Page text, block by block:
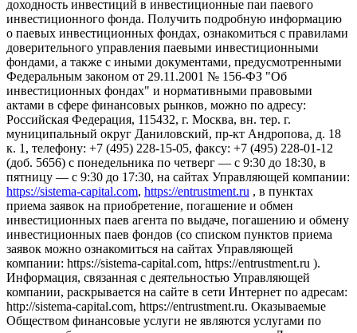
доходность инвестиций в инвестиционные паи паевого
инвестиционного фонда. Получить подробную информацию
о паевых инвестиционных фондах, ознакомиться с правилами
доверительного управления паевыми инвестиционными
фондами, а также с иными документами, предусмотренными
Федеральным законом от 29.11.2001 № 156-ФЗ "Об
инвестиционных фондах" и нормативными правовыми
актами в сфере финансовых рынков, можно по адресу:
Российская Федерация, 115432, г. Москва, вн. тер. г.
муниципальный округ Даниловский, пр-кт Андропова, д. 18
к. 1, телефону: +7 (495) 228-15-05, факсу: +7 (495) 228-01-12
(доб. 5656) с понедельника по четверг — c 9:30 до 18:30, в
пятницу — с 9:30 до 17:30, на сайтах Управляющей компании:
https://sistema-capital.com, https://entrustment.ru , в пунктах
приема заявок на приобретение, погашение и обмен
инвестиционных паев агента по выдаче, погашению и обмену
инвестиционных паев фондов (со списком пунктов приема
заявок можно ознакомиться на сайтах Управляющей
компании: https://sistema-capital.com, https://entrustment.ru ).
Информация, связанная с деятельностью Управляющей
компании, раскрывается на сайте в сети Интернет по адресам:
http://sistema-capital.com, https://entrustment.ru. Оказываемые
Обществом финансовые услуги не являются услугами по